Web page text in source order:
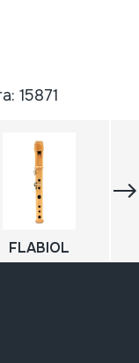
15871
FLABIOL